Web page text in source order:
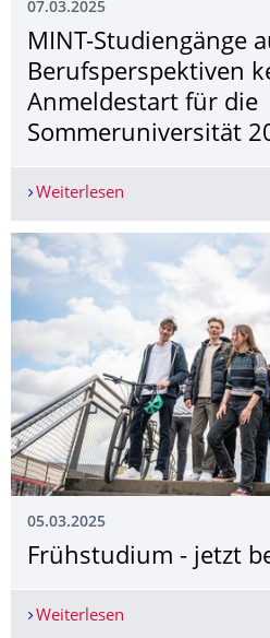
07.03.2025
MINT-Studiengänge
Berufsperspektiven
Anmeldestart für die
Sommeruniversität
Weiterlesen
05.03.2025
Frühstudium - jetzt
Weiterlesen